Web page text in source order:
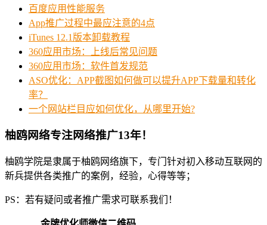
百度应用性能服务
App推广过程中最应注意的4点
iTunes 12.1版本卸载教程
360应用市场：上线后常见问题
360应用市场：软件首发规范
ASO优化：APP截图如何做可以提升APP下载量和转化
率？
一个网站栏目应如何优化，从哪里开始?
柚鸥网络专注网络推广13年！
柚鸥学院是隶属于柚鸥网络旗下，专门针对初入移动互联网的
新兵提供各类推广的案例，经验，心得等等；
PS：若有疑问或者推广需求可联系我们！